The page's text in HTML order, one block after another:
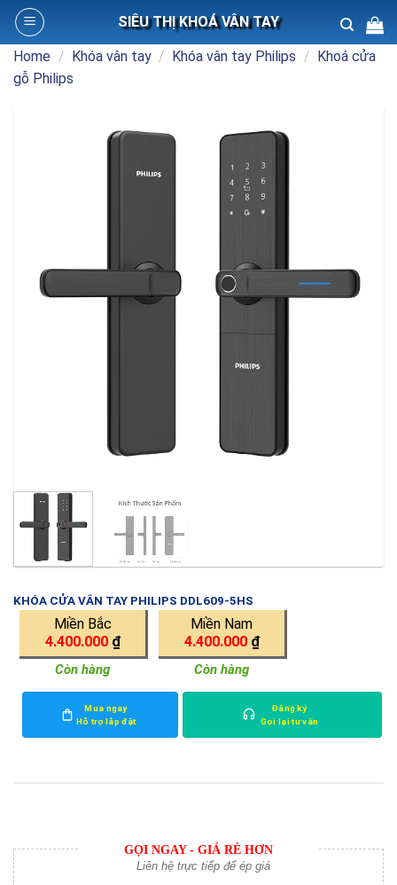
Skip
content
SIÊU THỊ KHOÁ VÂN TAY
Search
Home / Khóa vân tay / Khóa vân tay Philips / Khoá cửa
gỗ Philips
KHÓA CỬA VÂN TAY PHILIPS DDL609-5HS
Miền Bắc
4.400.000 ₫
Còn hàng
Miền Nam
4.400.000 ₫
Còn hàng
Mua ngay
Hỗ trợ lắp đặt
Đăng ký
Gọi lại tư vấn
GỌI NGAY - GIÁ RẺ HƠN
Liên hệ trực tiếp để ép giá